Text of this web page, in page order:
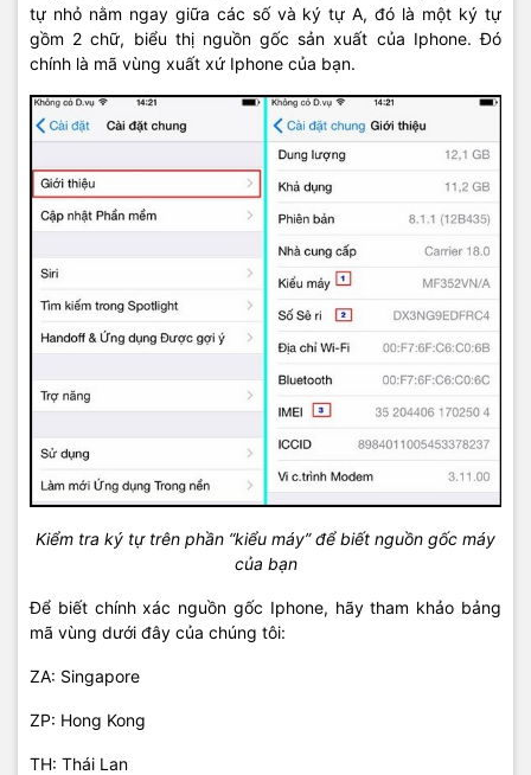
tự nhỏ nằm ngay giữa các số và ký tự A, đó là một ký tự
gồm 2 chữ, biểu thị nguồn gốc sản xuất của Iphone. Đó
chính là mã vùng xuất xứ Iphone của bạn.
Kiểm tra ký tự trên phần “kiểu máy” để biết nguồn gốc máy
của bạn
Để biết chính xác nguồn gốc Iphone, hãy tham khảo bảng
mã vùng dưới đây của chúng tôi:
ZA: Singapore
ZP: Hong Kong
TH: Thái Lan